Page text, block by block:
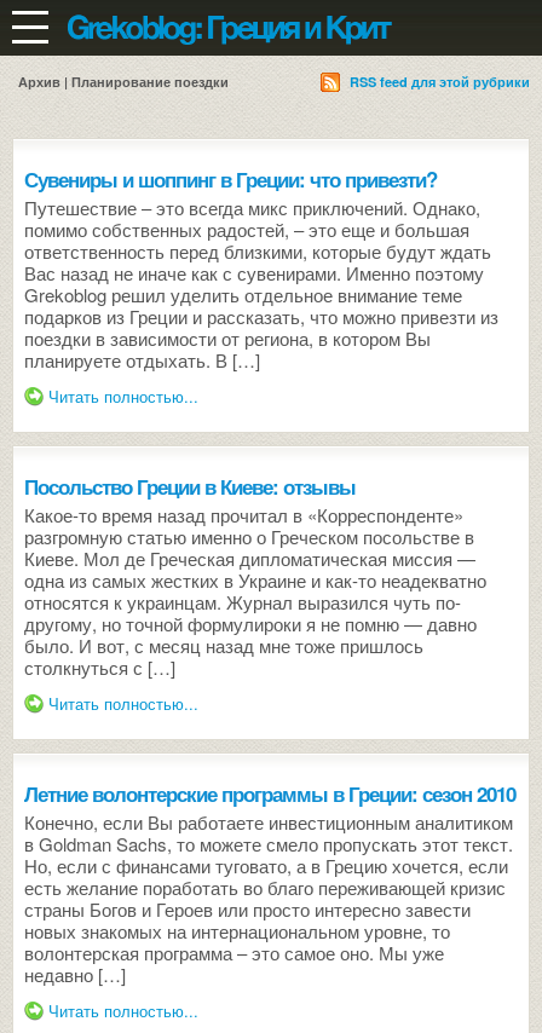
Архив | Планирование поездки RSS feed для этой рубрики
Сувениры и шоппинг в Греции: что привезти?
Путешествие – это всегда микс приключений. Однако,
помимо собственных радостей, – это еще и большая
ответственность перед близкими, которые будут ждать
Вас назад не иначе как с сувенирами. Именно поэтому
Grekoblog решил уделить отдельное внимание теме
подарков из Греции и рассказать, что можно привезти из
поездки в зависимости от региона, в котором Вы
планируете отдыхать. В […]
Читать полностью...
Посольство Греции в Киеве: отзывы
Какое-то время назад прочитал в «Корреспонденте»
разгромную статью именно о Греческом посольстве в
Киеве. Мол де Греческая дипломатическая миссия —
одна из самых жестких в Украине и как-то неадекватно
относятся к украинцам. Журнал выразился чуть по-
другому, но точной формулироки я не помню — давно
было. И вот, с месяц назад мне тоже пришлось
столкнуться с […]
Читать полностью...
Летние волонтерские программы в Греции: сезон 2010
Конечно, если Вы работаете инвестиционным аналитиком
в Goldman Sachs, то можете смело пропускать этот текст.
Но, если с финансами туговато, а в Грецию хочется, если
есть желание поработать во благо переживающей кризис
страны Богов и Героев или просто интересно завести
новых знакомых на интернациональном уровне, то
волонтерская программа – это самое оно. Мы уже
недавно […]
Читать полностью...